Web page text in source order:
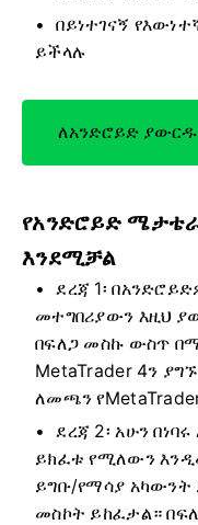
በይነተገናኝ
ይችላሉ
ለአንድሮይድ ያውርዱ
የአንድሮይድ
እንደሚቻል
ደረጃ 1፡
መተግበሪያውን እዚህ
በፍለጋ መስኩ ውስጥ
MetaTrader 4ን
ለመጫን
ደረጃ 2፡ አሁን
ይክፈቱ የሚለውን
ይግቡ/የማሳያ
መስኮት ይከፈታል።